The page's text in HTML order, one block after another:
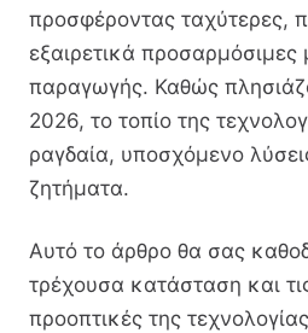
προσφέροντας ταχύτερες,
εξαιρετικά προσαρμόσιμες
παραγωγής. Καθώς
2026, το τοπίο της
ραγδαία, υποσχόμενο
ζητήματα.
Αυτό το άρθρο θα σας
τρέχουσα κατάσταση και
προοπτικές της